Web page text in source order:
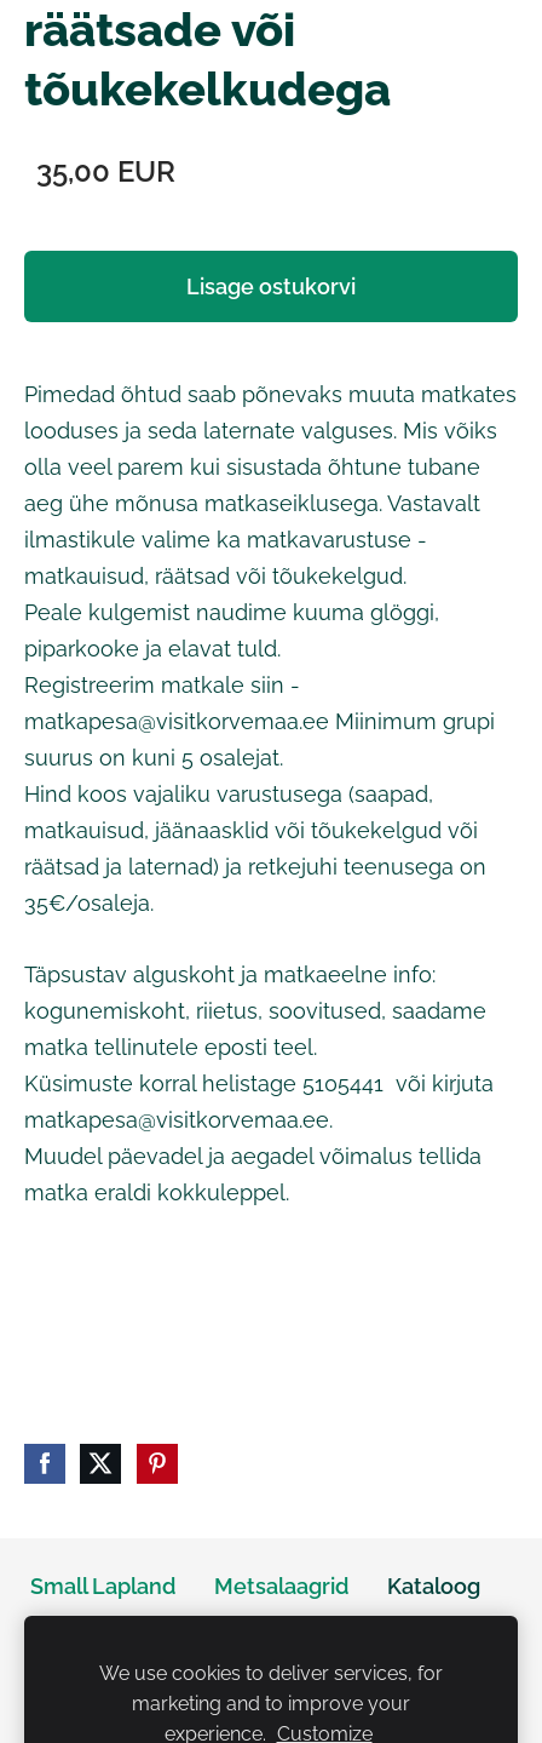
räätsade või
tõukekelkudega
35,00 EUR
Lisage ostukorvi
Pimedad õhtud saab põnevaks muuta matkates
looduses ja seda laternate valguses. Mis võiks
olla veel parem kui sisustada õhtune tubane
aeg ühe mõnusa matkaseiklusega. Vastavalt
ilmastikule valime ka matkavarustuse -
matkauisud, räätsad või tõukekelgud.
Peale kulgemist naudime kuuma glöggi,
piparkooke ja elavat tuld.
Registreerim matkale siin -
matkapesa@visitkorvemaa.ee Miinimum grupi
suurus on kuni 5 osalejat.
Hind koos vajaliku varustusega (saapad,
matkauisud, jäänaasklid või tõukekelgud või
räätsad ja laternad) ja retkejuhi teenusega on
35€/osaleja.
Täpsustav alguskoht ja matkaeelne info:
kogunemiskoht, riietus, soovitused, saadame
matka tellinutele eposti teel.
Küsimuste korral helistage 5105441 või kirjuta
matkapesa@visitkorvemaa.ee.
Muudel päevadel ja aegadel võimalus tellida
matka eraldi kokkuleppel.
Small Lapland Metsalaagrid
Kataloog
Uuejärve Matkapesa OÜ reg.nr. 14398302
We use cookies to deliver services, for
marketing and to improve your
experience. Customize